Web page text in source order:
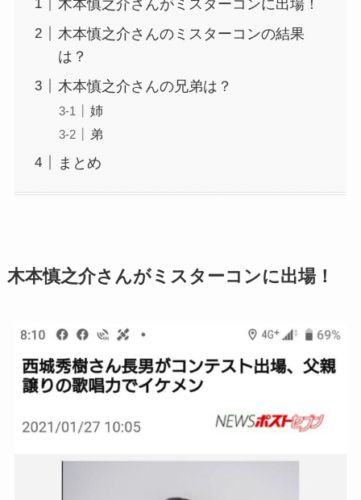
木本慎之介さんがミスターコンに出場！
木本慎之介さんのミスターコンの結果
は？
木本慎之介さんの兄弟は？
姉
弟
まとめ
木本慎之介さんがミスターコンに出場！